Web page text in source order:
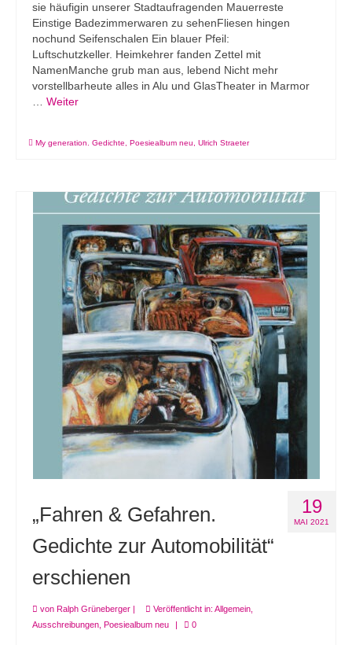
sie häufigin unserer Stadtaufragenden Mauerreste
Einstige Badezimmerwaren zu sehenFliesen hingen
nochund Seifenschalen Ein blauer Pfeil:
Luftschutzkeller. Heimkehrer fanden Zettel mit
NamenManche grub man aus, lebend Nicht mehr
vorstellbarheute alles in Alu und GlasTheater in Marmor
… Weiter
My generation. Gedichte, Poesiealbum neu, Ulrich Straeter
19
MAI 2021
„Fahren & Gefahren.
Gedichte zur Automobilität“
erschienen
von Ralph Grüneberger Veröffentlicht in: Allgemein
Ausschreibungen
Poesiealbum neu 0